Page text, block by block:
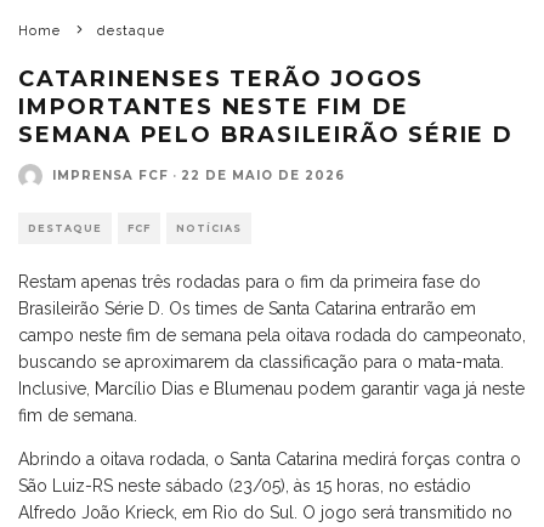
Home destaque
CATARINENSES TERÃO JOGOS
IMPORTANTES NESTE FIM DE
SEMANA PELO BRASILEIRÃO SÉRIE D
IMPRENSA FCF · 22 DE MAIO DE 2026
DESTAQUE FCF NOTÍCIAS
Restam apenas três rodadas para o fim da primeira fase do
Brasileirão Série D. Os times de Santa Catarina entrarão em
campo neste fim de semana pela oitava rodada do campeonato,
buscando se aproximarem da classificação para o mata-mata.
Inclusive, Marcílio Dias e Blumenau podem garantir vaga já neste
fim de semana.
Abrindo a oitava rodada, o Santa Catarina medirá forças contra o
São Luiz-RS neste sábado (23/05), às 15 horas, no estádio
Alfredo João Krieck, em Rio do Sul. O jogo será transmitido no